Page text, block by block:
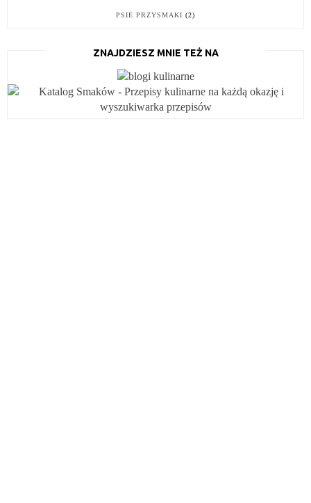
PSIE PRZYSMAKI (2)
ZNAJDZIESZ MNIE TEŻ NA